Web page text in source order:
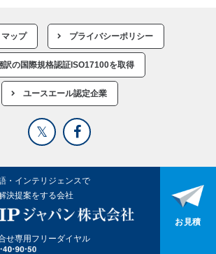
ップ プライバシーポリシー
訳の国際規格認証ISO17100を取得
ユースエール認定企業
・インテリジェンスで
決提案をする会社
せ専用フリーダイヤル
お見積